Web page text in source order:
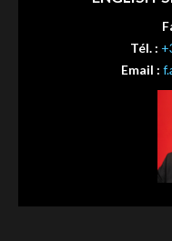
Tél. :
Email :